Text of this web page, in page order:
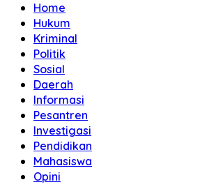
Home
Hukum
Kriminal
Politik
Sosial
Daerah
Informasi
Pesantren
Investigasi
Pendidikan
Mahasiswa
Opini